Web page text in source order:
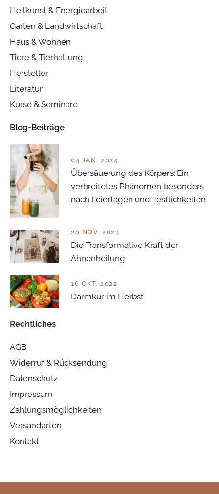
Heilkunst & Energiearbeit
Garten & Landwirtschaft
Haus & Wohnen
Tiere & Tierhaltung
Hersteller
Literatur
Kurse & Seminare
Blog-Beiträge
04 JAN. 2024
Übersäuerung des Körpers: Ein
verbreitetes Phänomen besonders
nach Feiertagen und Festlichkeiten
20 NOV. 2023
Die Transformative Kraft der
Ahnenheilung
16 OKT. 2022
Darmkur im Herbst
Rechtliches
AGB
Widerruf & Rücksendung
Datenschutz
Impressum
Zahlungsmöglichkeiten
Versandarten
Kontakt